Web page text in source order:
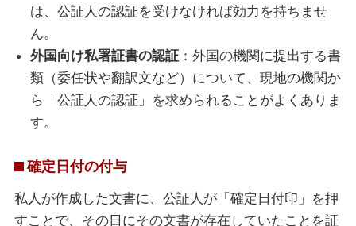
は、公証人の認証を受けなければ効力を持ちませ
ん。
外国向け私署証書の認証 ：外国の機関に提出する書
類（委任状や翻訳文など）について、現地の機関か
ら「公証人の認証」を求められることがよくありま
す。
確定日付の付与
私人が作成した文書に、公証人が「確定日付印」を押
すことで、その日にその文書が存在していたことを証